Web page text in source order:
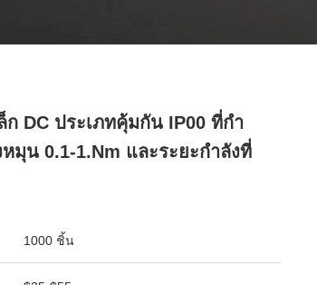
ก DC ประเภทคุ้มกัน IP00 ที่กํา
มุน 0.1-1.Nm และระยะกําลังที่
1000 ชิ้น